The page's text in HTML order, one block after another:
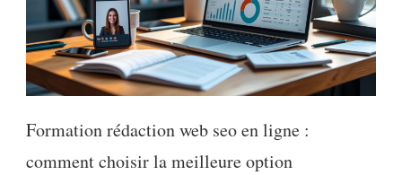
Formation rédaction web seo en ligne :
comment choisir la meilleure option